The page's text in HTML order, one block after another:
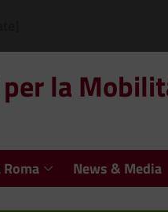
la
News & Media